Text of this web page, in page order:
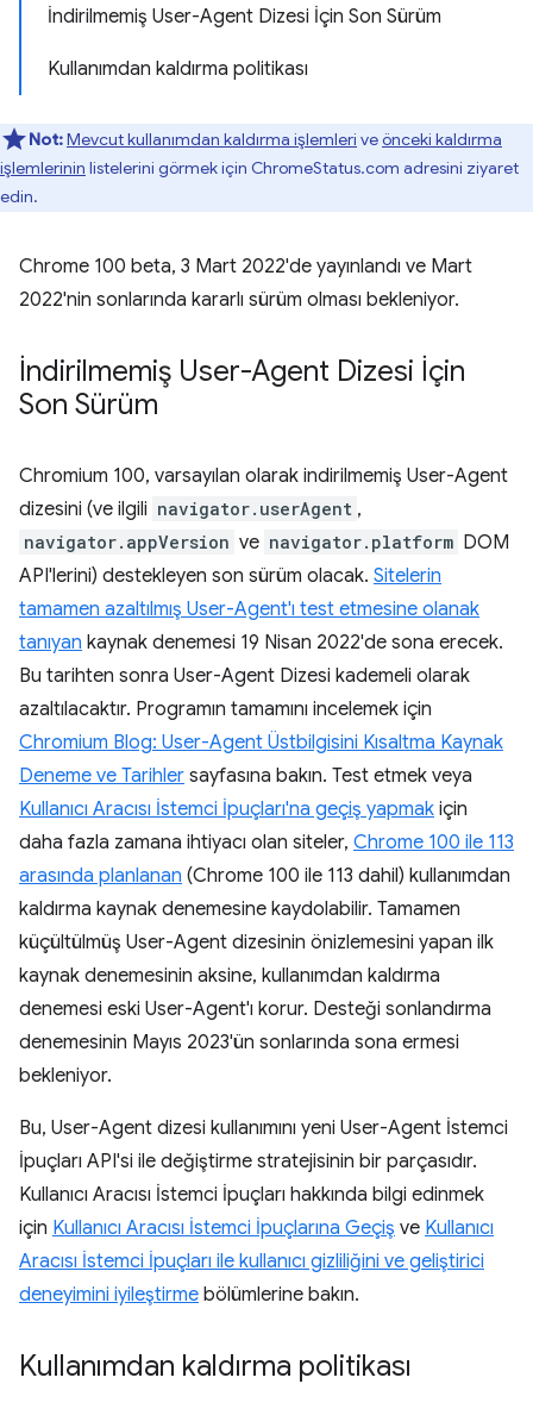
İndirilmemiş User-Agent Dizesi İçin Son Sürüm
Kullanımdan kaldırma politikası
Not:Mevcut kullanımdan kaldırma işlemleri veönceki kaldırma
işlemlerinin listelerini görmek için ChromeStatus.com adresini ziyaret
edin.
Chrome 100 beta, 3 Mart 2022'de yayınlandı ve Mart
2022'nin sonlarında kararlı sürüm olması bekleniyor.
İndirilmemiş User-Agent Dizesi İçin
Son Sürüm
Chromium 100, varsayılan olarak indirilmemiş User-Agent
dizesini (ve ilgili navigator.userAgent ,
navigator.appVersion ve navigator.platform DOM
API'lerini) destekleyen son sürüm olacak. Sitelerin
tamamen azaltılmış User-Agent'ı test etmesine olanak
tanıyan kaynak denemesi 19 Nisan 2022'de sona erecek.
Bu tarihten sonra User-Agent Dizesi kademeli olarak
azaltılacaktır. Programın tamamını incelemek için
Chromium Blog: User-Agent Üstbilgisini Kısaltma Kaynak
Deneme ve Tarihler sayfasına bakın. Test etmek veya
Kullanıcı Aracısı İstemci İpuçları'na geçiş yapmak için
daha fazla zamana ihtiyacı olan siteler, Chrome 100 ile 113
arasında planlanan (Chrome 100 ile 113 dahil) kullanımdan
kaldırma kaynak denemesine kaydolabilir. Tamamen
küçültülmüş User-Agent dizesinin önizlemesini yapan ilk
kaynak denemesinin aksine, kullanımdan kaldırma
denemesi eski User-Agent'ı korur. Desteği sonlandırma
denemesinin Mayıs 2023'ün sonlarında sona ermesi
bekleniyor.
Bu, User-Agent dizesi kullanımını yeni User-Agent İstemci
İpuçları API'si ile değiştirme stratejisinin bir parçasıdır.
Kullanıcı Aracısı İstemci İpuçları hakkında bilgi edinmek
için Kullanıcı Aracısı İstemci İpuçlarına Geçiş ve Kullanıcı
Aracısı İstemci İpuçları ile kullanıcı gizliliğini ve geliştirici
deneyimini iyileştirme bölümlerine bakın.
Kullanımdan kaldırma politikası